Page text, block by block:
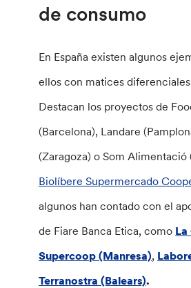
de consumo
En España existen algunos
ellos con matices
Destacan los proyectos de
(Barcelona), Landare
(Zaragoza) o Som Alimentació
Biolíbere Supermercado
algunos han contado con el
de Fiare Banca Etica, como La
Supercoop (Manresa),
Terranostra (Balears).